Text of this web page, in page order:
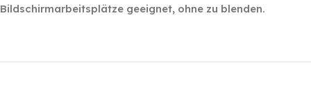
Bildschirmarbeitsplätze geeignet, ohne zu blenden.